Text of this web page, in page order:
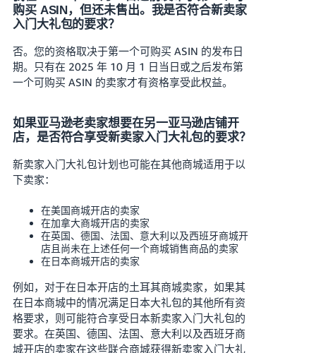
购买 ASIN，但还未售出。我是否符合新卖家
入门大礼包的要求？
否。您的资格取决于第一个可购买 ASIN 的发布日
期。只有在 2025 年 10 月 1 日当日或之后发布第
一个可购买 ASIN 的卖家才有资格享受此权益。
如果亚马逊老卖家想要在另一亚马逊店铺开
店，是否符合享受新卖家入门大礼包的要求？
新卖家入门大礼包计划也可能在其他商城适用于以
下卖家：
在美国商城开店的卖家
在加拿大商城开店的卖家
在英国、德国、法国、意大利以及西班牙商城开
店且尚未在上述任何一个商城销售商品的卖家
在日本商城开店的卖家
例如，对于在日本开店的土耳其商城卖家，如果其
在日本商城中的情况满足日本大礼包的其他所有资
格要求，则可能符合享受日本新卖家入门大礼包的
要求。在英国、德国、法国、意大利以及西班牙商
城开店的卖家在这些联合商城获得新卖家入门大礼